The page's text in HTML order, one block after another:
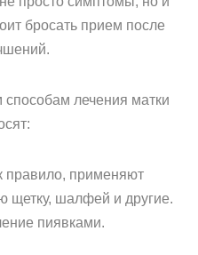
бросать прием после
лечения матки
правило, применяют
щетку, шалфей и другие.
пиявками.